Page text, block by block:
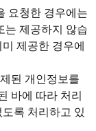
요청한 경우에는
는 제공하지 않습
제공한 경우에
된 개인정보를
바에 따라 처리
록 처리하고 있